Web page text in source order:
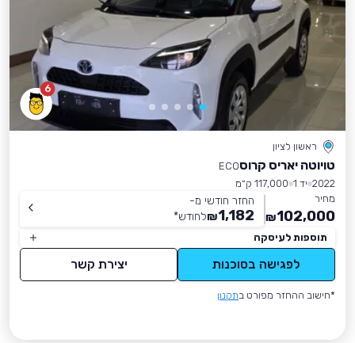
6
ראשון לציון
טויוטה יאריס קרוסECO
2022 יד 1
117,000 ק״מ
מחיר
102,000
₪
החזר חודשי מ-
1,182
₪לחודש*
תוספות לעיסקה
לפגישה בסוכנות יצירת קשר
*חישוב ההחזר מפורט בתקנון